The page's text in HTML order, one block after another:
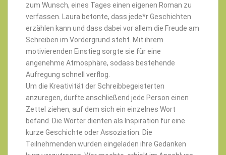
zum Wunsch, eines Tages einen eigenen Roman zu
verfassen. Laura betonte, dass jede*r Geschichten
erzählen kann und dass dabei vor allem die Freude am
Schreiben im Vordergrund steht. Mit ihrem
motivierenden Einstieg sorgte sie für eine
angenehme Atmosphäre, sodass bestehende
Aufregung schnell verflog.
Um die Kreativität der Schreibbegeisterten
anzuregen, durfte anschließend jede Person einen
Zettel ziehen, auf dem sich ein einzelnes Wort
befand. Die Wörter dienten als Inspiration für eine
kurze Geschichte oder Assoziation. Die
Teilnehmenden wurden eingeladen ihre Gedanken